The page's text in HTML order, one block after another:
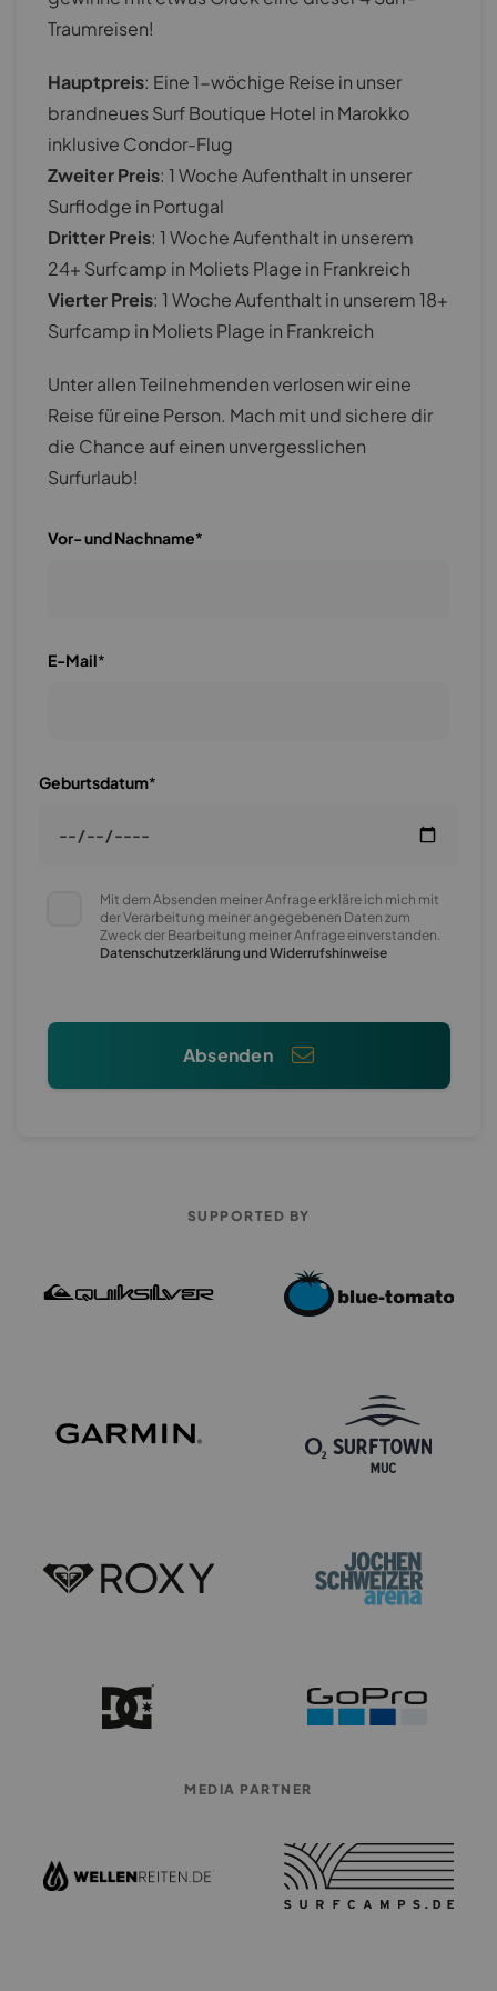
Traumreisen!
Hauptpreis: Eine 1-wöchige Reise in unser
brandneues Surf Boutique Hotel in Marokko
inklusive Condor-Flug
Zweiter Preis: 1 Woche Aufenthalt in unserer
Surflodge in Portugal
Dritter Preis: 1 Woche Aufenthalt in unserem
24+ Surfcamp in Moliets Plage in Frankreich
Vierter Preis: 1 Woche Aufenthalt in unserem 18+
Surfcamp in Moliets Plage in Frankreich
Unter allen Teilnehmenden verlosen wir eine
Reise für eine Person. Mach mit und sichere dir
die Chance auf einen unvergesslichen
Surfurlaub!
Vor- und Nachname*
E-Mail*
Geburtsdatum*
Mit dem Absenden meiner Anfrage erkläre ich mich mit
der Verarbeitung meiner angegebenen Daten zum
Zweck der Bearbeitung meiner Anfrage einverstanden.
Datenschutzerklärung und Widerrufshinweise
Absenden
SUPPORTED BY
MEDIA PARTNER